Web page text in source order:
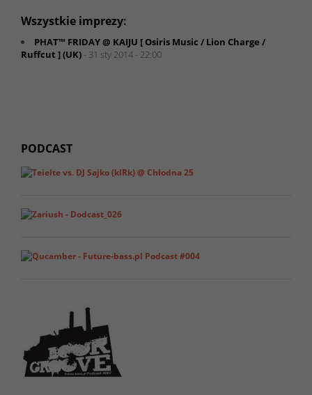
Wszystkie imprezy:
PHAT™ FRIDAY @ KAIJU [ Osiris Music / Lion Charge /
Ruffcut ] (UK) - 31 sty 2014 - 22:00
PODCAST